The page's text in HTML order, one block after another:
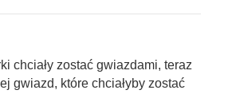
chciały zostać gwiazdami, teraz
gwiazd, które chciałyby zostać